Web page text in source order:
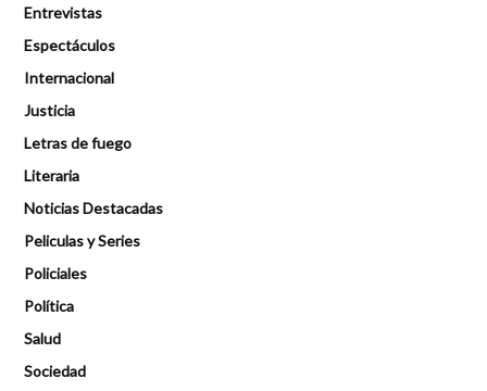
Entrevistas
Espectáculos
Internacional
Justicia
Letras de fuego
Literaria
Noticias Destacadas
Peliculas y Series
Policiales
Política
Salud
Sociedad